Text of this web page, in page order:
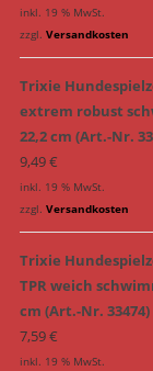
inkl. 19 % MwSt.
zzgl. Versandkosten
Trixie
extrem robust
22,2 cm (Art.-Nr.
9,49€
inkl. 19 % MwSt.
zzgl. Versandkosten
Trixie
TPR weich
cm (Art.-Nr. 33474)
7,59€
inkl. 19 % MwSt.